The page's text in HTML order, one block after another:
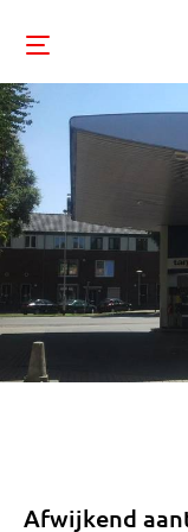
Afwijkend